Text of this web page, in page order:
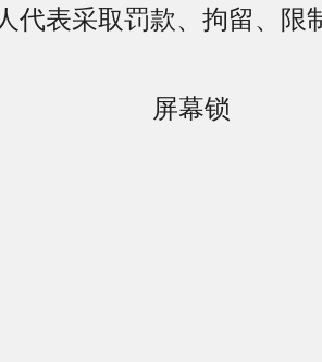
代表采取罚款、拘留、限